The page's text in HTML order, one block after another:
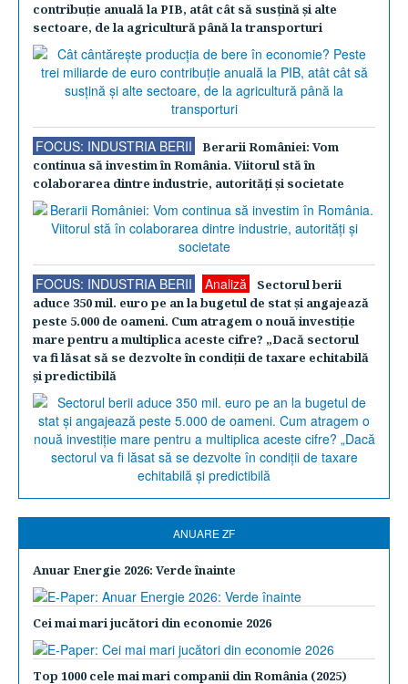
contribuţie anuală la PIB, atât cât să susţină şi alte
sectoare, de la agricultură până la transporturi
FOCUS: INDUSTRIA BERII
Berarii României: Vom
continua să investim în România. Viitorul stă în
colaborarea dintre industrie, autorităţi şi societate
FOCUS: INDUSTRIA BERII Analiză
Sectorul berii
aduce 350 mil. euro pe an la bugetul de stat şi angajează
peste 5.000 de oameni. Cum atragem o nouă investiţie
mare pentru a multiplica aceste cifre? „Dacă sectorul
va fi lăsat să se dezvolte în condiţii de taxare echitabilă
şi predictibilă
ANUARE ZF
Anuar Energie 2026: Verde înainte
Cei mai mari jucători din economie 2026
Top 1000 cele mai mari companii din România (2025)